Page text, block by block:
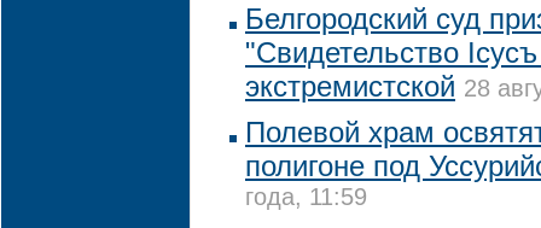
Белгородский суд
"Свидетельство
экстремистской 28
Полевой храм
полигоне под
года, 11:59